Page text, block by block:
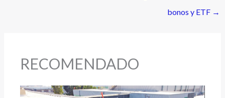
bonos y ETF →
RECOMENDADO